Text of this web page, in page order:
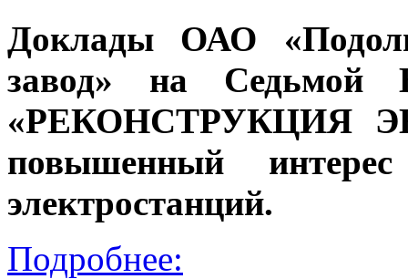
Доклады ОАО
завод» на Седьмой
«РЕКОНСТРУКЦИЯ
повышенный
электростанций.
Подробнее: